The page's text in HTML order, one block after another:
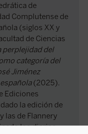
de
Complutense de
(siglos XX y
de Ciencias
perplejidad del
categoría del
Jiménez
(2025).
Ediciones
la edición de
las de Flannery
los diarios